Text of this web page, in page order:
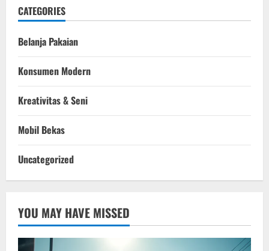
CATEGORIES
Belanja Pakaian
Konsumen Modern
Kreativitas & Seni
Mobil Bekas
Uncategorized
YOU MAY HAVE MISSED